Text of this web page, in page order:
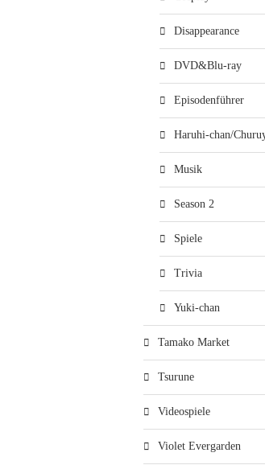
Disappearance
DVD&Blu-ray
Episodenführer
Haruhi-chan/
Musik
Season 2
Spiele
Trivia
Yuki-chan
Tamako Market
Tsurune
Videospiele
Violet Evergarden